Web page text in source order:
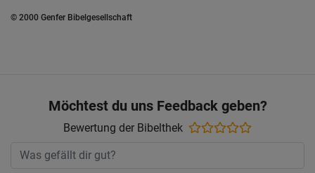
© 2000 Genfer Bibelgesellschaft
Möchtest du uns Feedback geben?
Bewertung der Bibelthek